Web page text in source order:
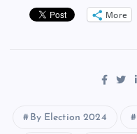
More
By Election 2024